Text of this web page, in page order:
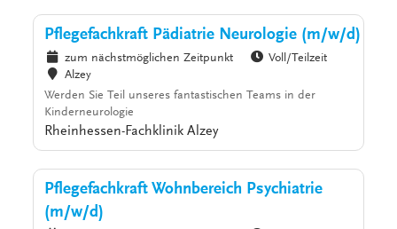
Pflegefachkraft Pädiatrie Neurologie (m/w/d)
zum nächstmöglichen Zeitpunkt
Voll/Teilzeit
Alzey
Werden Sie Teil unseres fantastischen Teams in der
Kinderneurologie
Rheinhessen-Fachklinik Alzey
Pflegefachkraft Wohnbereich Psychiatrie
(m/w/d)